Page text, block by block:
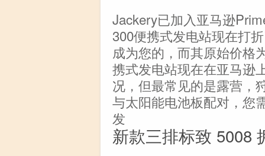
Jackery已加入亚马逊
300便携式发电站现在打
成为您的，而其原始价格
携式发电站现在在亚马逊
况，但最常见的是露营，
与太阳能电池板配对，您
发
新款三排标致 5008